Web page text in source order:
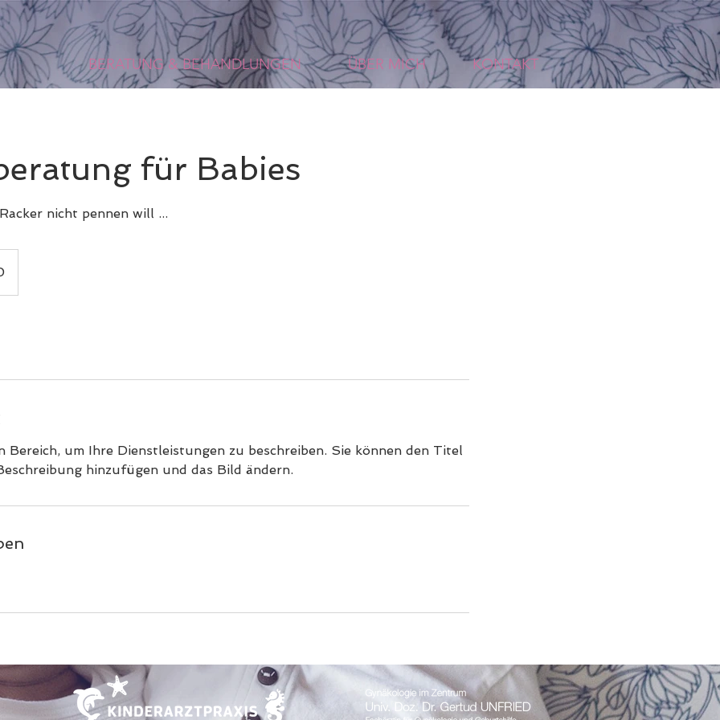
BERATUNG & BEHANDLUNGEN ÜBER MICH KONTAKT
für Babies
nicht pennen will ...
Bereich, um Ihre Dienstleistungen zu beschreiben. Sie können den Titel
hinzufügen und das Bild ändern.